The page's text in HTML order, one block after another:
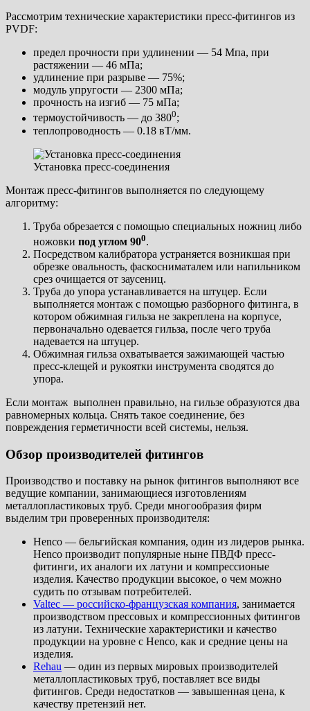
Рассмотрим технические характеристики пресс-фитингов из
PVDF:
предел прочности при удлинении — 54 Мпа, при
растяжении — 46 мПа;
удлинение при разрыве — 75%;
модуль упругости — 2300 мПа;
прочность на изгиб — 75 мПа;
термоустойчивость — до 3800;
теплопроводность — 0.18 вТ/мм.
Установка пресс-соединения
Монтаж пресс-фитингов выполняется по следующему
алгоритму:
Труба обрезается с помощью специальных ножниц либо
ножовки под углом 900.
Посредством калибратора устраняется возникшая при
обрезке овальность, фаскосниматалем или напильником
срез очищается от заусениц.
Труба до упора устанавливается на штуцер. Если
выполняется монтаж с помощью разборного фитинга, в
котором обжимная гильза не закреплена на корпусе,
первоначально одевается гильза, после чего труба
надевается на штуцер.
Обжимная гильза охватывается зажимающей частью
пресс-клещей и рукоятки инструмента сводятся до
упора.
Если монтаж выполнен правильно, на гильзе образуются два
равномерных кольца. Снять такое соединение, без
повреждения герметичности всей системы, нельзя.
Обзор производителей фитингов
Производство и поставку на рынок фитингов выполняют все
ведущие компании, занимающиеся изготовлениям
металлопластиковых труб. Среди многообразия фирм
выделим три проверенных производителя:
Henco — бельгийская компания, один из лидеров рынка.
Henco производит популярные ныне ПВДФ пресс-
фитинги, их аналоги их латуни и компрессионые
изделия. Качество продукции высокое, о чем можно
судить по отзывам потребителей.
Valtec — российско-французская компания, занимается
производством прессовых и компрессионных фитингов
из латуни. Технические характеристики и качество
продукции на уровне с Henco, как и средние цены на
изделия.
Rehau — один из первых мировых производителей
металлопластиковых труб, поставляет все виды
фитингов. Среди недостатков — завышенная цена, к
качеству претензий нет.